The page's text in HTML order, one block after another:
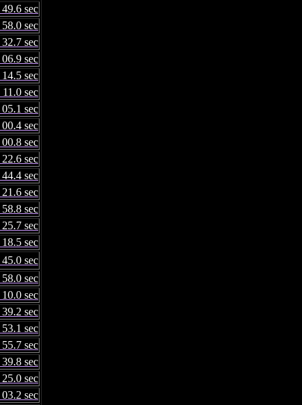
sec
sec
sec
sec
sec
sec
sec
sec
sec
sec
sec
sec
sec
sec
sec
sec
sec
sec
sec
sec
sec
sec
sec
sec